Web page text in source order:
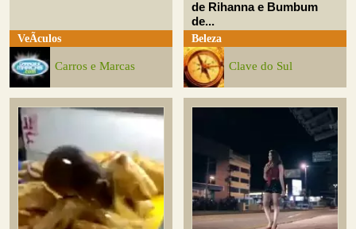
VeÃ­culos
Carros e Marcas
de Rihanna e Bumbum
de...
Beleza
Clave do Sul